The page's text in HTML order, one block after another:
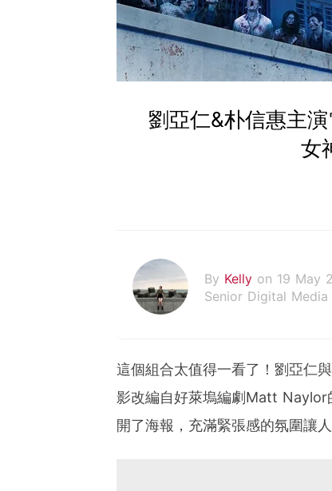
劉亞仁&朴信惠主
女
By Kelly on 19 May
Senior Digital
這個組合太值得一看了！劉亞仁
影改編自好萊塢編劇Matt Naylor
開了海報，充滿緊張感的氛圍讓